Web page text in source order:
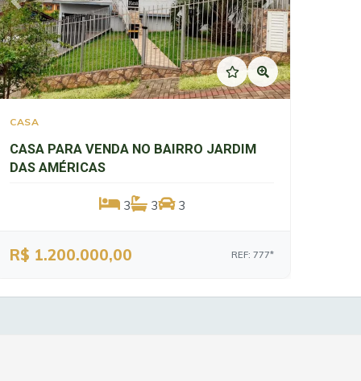
Previous Next
CASA
CASA PARA VENDA NO BAIRRO JARDIM
DAS AMÉRICAS
3 3 3
R$ 1.200.000,00 REF: 777*